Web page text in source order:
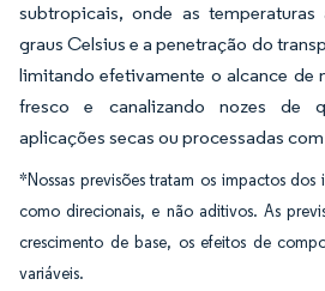
subtropicais, onde as temperaturas
graus Celsius e a penetração do
limitando efetivamente o alcance de
fresco e canalizando nozes de
aplicações secas ou processadas
*Nossas previsões tratam os impactos dos
como direcionais, e não aditivos. As
crescimento de base, os efeitos de
variáveis.